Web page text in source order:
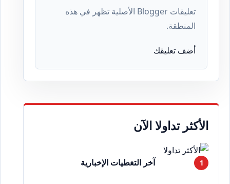
تعليقات Blogger الأصلية تظهر في هذه
المنطقة.
أضف تعليقك
الأكثر تداولا الآن
آخر التغطيات الإخبارية